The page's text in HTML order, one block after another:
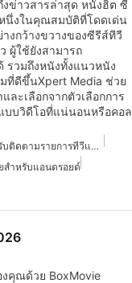
งข่าวสารล่าสุด หนังฮิต ซี
นึ่งในคุณสมบัติที่โดดเด่น
งกว้างขวางของซีรีส์ทีวี
ผู้ใช้ยังสามารถ
รวมถึงหนังทั้งแนวหนัง
ที่ดีขึ้นXpert Media ช่วย
ะเลือกจากตัวเลือกการ
บบวิดีโอที่แน่นอนหรือคอล
แอปพลิเคชันสำหรับติดตามรายการทีวีและภาพยนตร์
สำหรับแอนดรอยด์
คุณด้วย BoxMovie